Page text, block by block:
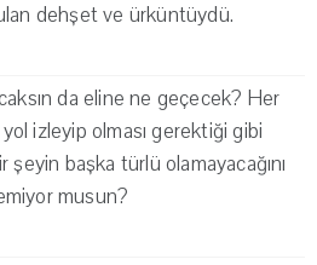
dehşet ve ürküntüydü.
da eline ne geçecek? Her
yol izleyip olması gerektiği gibi
şeyin başka türlü olamayacağını
musun?